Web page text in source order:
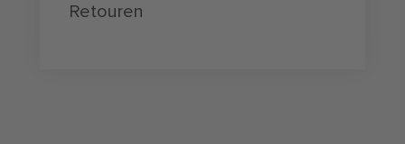
Retouren